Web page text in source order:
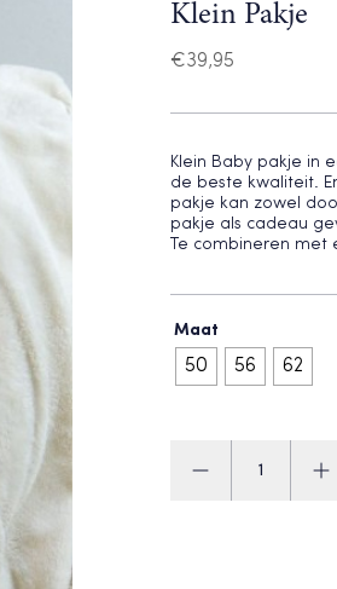
Klein Pakje
€39,95
Klein Baby pakje in
de beste kwaliteit.
pakje kan zowel
pakje als cadeau
Te combineren met
Maat
50 56 62
Pakje